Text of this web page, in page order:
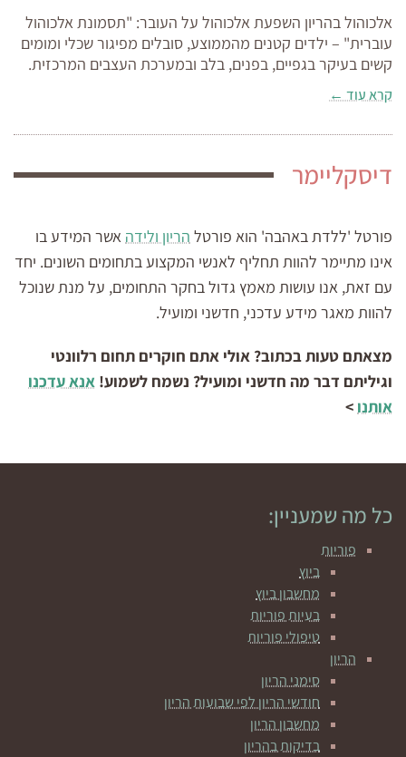
אלכוהול בהריון השפעת אלכוהול על העובר: "תסמונת אלכוהול
עוברית" – ילדים קטנים מהממוצע, סובלים מפיגור שכלי ומומים
קשים בעיקר בגפיים, בפנים, בלב ובמערכת העצבים המרכזית.
קרא עוד ←
דיסקליימר
פורטל 'ללדת באהבה' הוא פורטל הריון ולידה אשר המידע בו
אינו מתיימר להוות תחליף לאנשי המקצוע בתחומים השונים. יחד
עם זאת, אנו עושות מאמץ גדול בחקר התחומים, על מנת שנוכל
להוות מאגר מידע עדכני, חדשני ומועיל.
מצאתם טעות בכתוב? אולי אתם חוקרים תחום רלוונטי
וגיליתם דבר מה חדשני ומועיל? נשמח לשמוע! אנא עדכנו
אותנו >
כל מה שמעניין:
פוריות
ביוץ
מחשבון ביוץ
בעיות פוריות
טיפולי פוריות
הריון
סימני הריון
חודשי הריון לפי שבועות הריון
מחשבון הריון
בדיקות בהריון